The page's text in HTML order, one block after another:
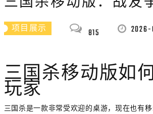
项目展示 815
三国杀移动版如
玩家
三国杀是一款非常受欢迎的桌游，现在也有